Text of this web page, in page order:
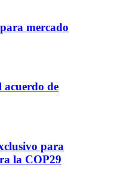
mercado
de
para
la COP29